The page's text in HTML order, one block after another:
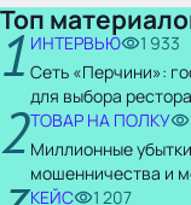
Топ
1 ИНТЕРВЬЮ
1 933
Сеть «Перчини»:
для выбора
2ТОВАР НА ПОЛКУ
Миллионные
мошенничества и
КЕЙС
1 207